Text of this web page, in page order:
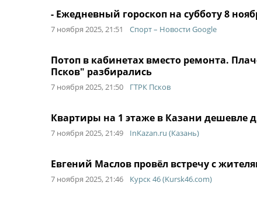
- Ежедневный гороскоп на субботу 8
7 ноября 2025, 21:51 Спорт – Новости Google
Потоп в кабинетах вместо ремонта.
Псков" разбирались
7 ноября 2025, 21:50 ГТРК Псков
Квартиры на 1 этаже в Казани дешевле
7 ноября 2025, 21:49 InKazan.ru (Казань)
Евгений Маслов провёл встречу с
7 ноября 2025, 21:46 Курск 46 (Kursk46.com)